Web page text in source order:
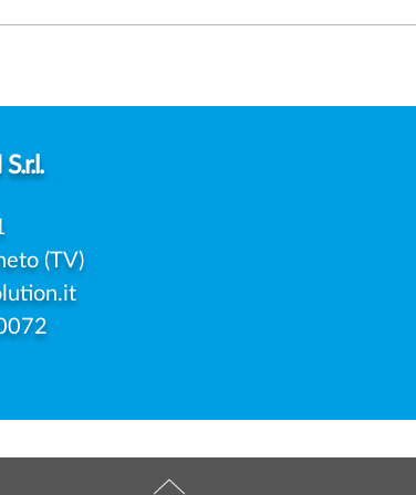
CONSENSO DI ENTRAMBI I
(TV)